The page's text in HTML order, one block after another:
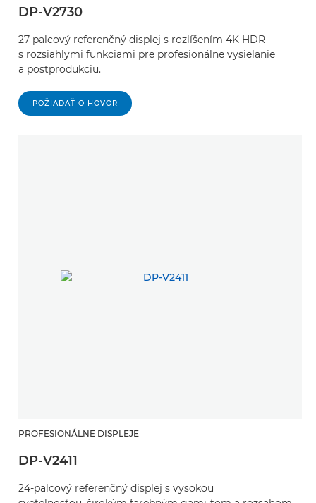
DP-V2730
27-palcový referenčný displej s rozlíšením 4K HDR
s rozsiahlymi funkciami pre profesionálne vysielanie
a postprodukciu.
POŽIADAŤ O HOVOR
PROFESIONÁLNE DISPLEJE
DP-V2411
24-palcový referenčný displej s vysokou